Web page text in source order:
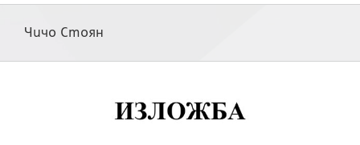
Чичо Стоян